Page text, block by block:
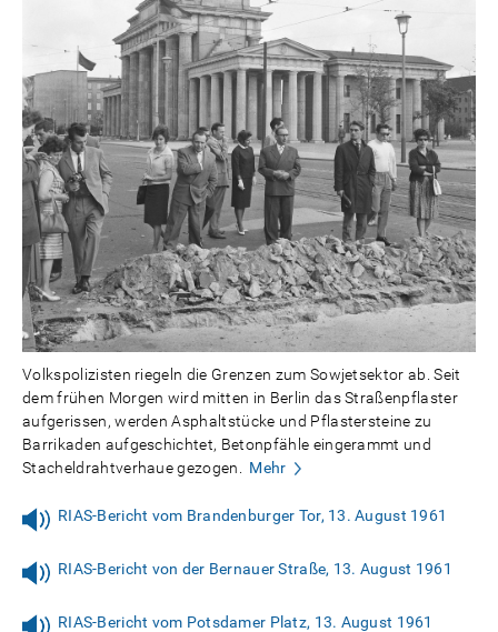
Volkspolizisten riegeln die Grenzen zum Sowjetsektor ab. Seit
dem frühen Morgen wird mitten in Berlin das Straßenpflaster
aufgerissen, werden Asphaltstücke und Pflastersteine zu
Barrikaden aufgeschichtet, Betonpfähle eingerammt und
Stacheldrahtverhaue gezogen.
Mehr
RIAS-Bericht vom Brandenburger Tor, 13. August 1961
RIAS-Bericht von der Bernauer Straße, 13. August 1961
RIAS-Bericht vom Potsdamer Platz, 13. August 1961